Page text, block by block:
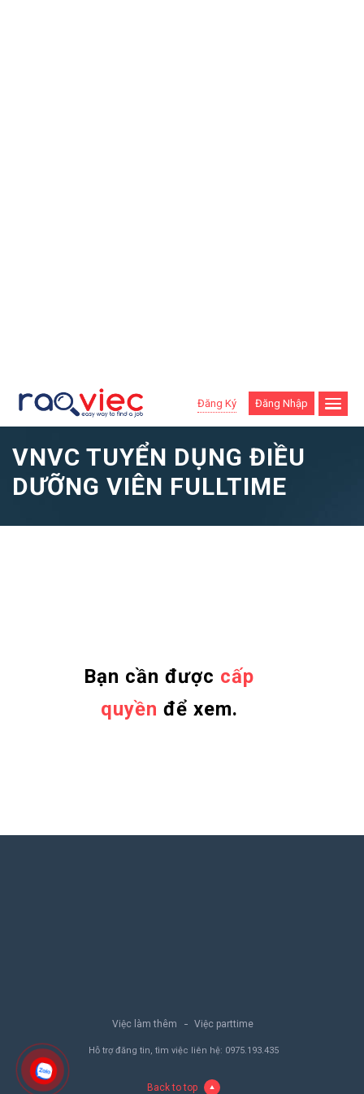
Đăng Ký Đăng Nhập
VNVC TUYỂN DỤNG ĐIỀU
DƯỠNG VIÊN FULLTIME
Bạn cần được cấp
quyền để xem.
Việc làm thêm Việc parttime
Hỗ trợ đăng tin, tìm việc liên hệ: 0975.193.435
Back to top